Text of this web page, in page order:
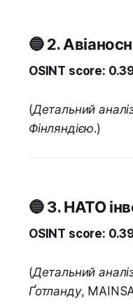
🔵 2.
OSINT score:
(Детальний
Фінляндією.)
🔵 3. НАТО
OSINT score:
(Детальний
Ґотланду,